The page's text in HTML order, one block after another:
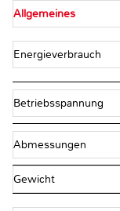
Allgemeines
Energieverbrauch
Betriebsspannung
Abmessungen
Gewicht